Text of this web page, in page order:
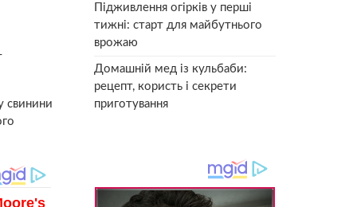
свинини
Підживлення огірків у перші
тижні: старт для майбутнього
врожаю
Домашній мед із кульбаби:
рецепт, користь і секрети
приготування